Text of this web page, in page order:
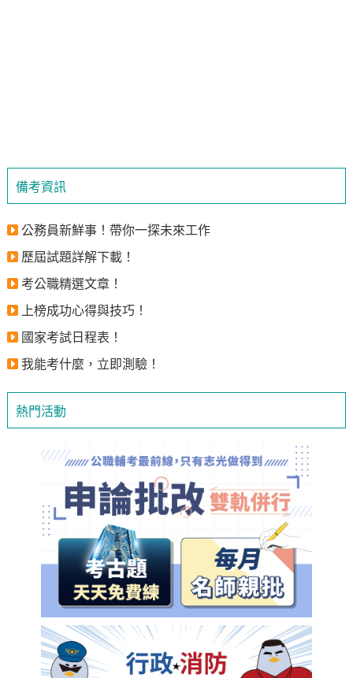
備考資訊
公務員新鮮事！帶你一探未來工作
歷屆試題詳解下載！
考公職精選文章！
上榜成功心得與技巧！
國家考試日程表！
我能考什麼，立即測驗！
熱門活動